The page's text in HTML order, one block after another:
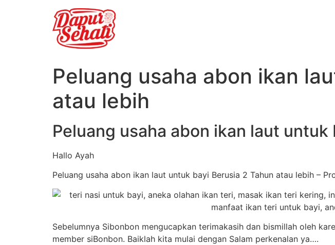
Peluang usaha abon ikan
atau lebih
Peluang usaha abon ikan laut
Hallo Ayah
Peluang usaha abon ikan laut untuk bayi Berusia 2 Tahun atau lebih –
Sebelumnya Sibonbon mengucapkan terimakasih dan bismillah oleh
member siBonbon. Baiklah kita mulai dengan Salam perkenalan ya….